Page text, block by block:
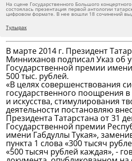
На сцене Государственного Большого
состоялась презентация первой антологии
цифровом формате. В нее вошли 18 сочинений
Тулырак
В марте 2014 г. Президент
Минниханов подписал Указ об
Государственной премии
500 тыс. рублей.
«В целях совершенствования
государственного поощрения
и искусства, стимулирования
деятельности постановляю
Президента Татарстана от 31
Государственной премии
имени Габдуллы Тукая»,
пункта 1 слова «300 тысяч
«500 тысяч рублей каждая», -